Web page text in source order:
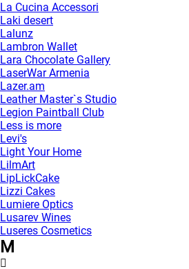
La Cucina Accessori
Laki desert
Lalunz
Lambron Wallet
Lara Chocolate Gallery
LaserWar Armenia
Lazer.am
Leather Master`s Studio
Legion Paintball Club
Less is more
Levi's
Light Your Home
LilmArt
LipLickCake
Lizzi Cakes
Lumiere Optics
Lusarev Wines
Luseres Cosmetics
M